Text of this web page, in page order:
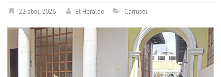
22 abril, 2026 El Heraldo Carrusel